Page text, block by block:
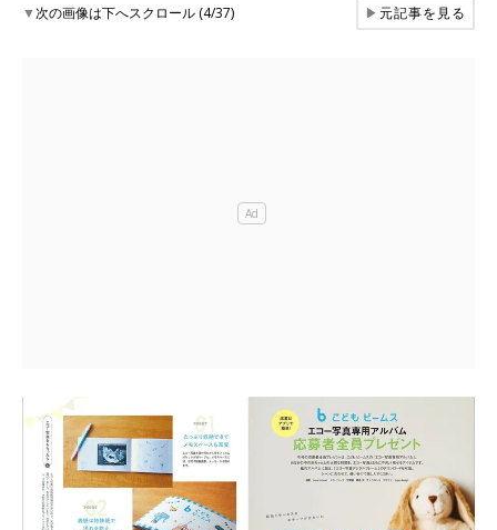
▼次の画像は下へスクロール (4/37) ▶元記事を見る